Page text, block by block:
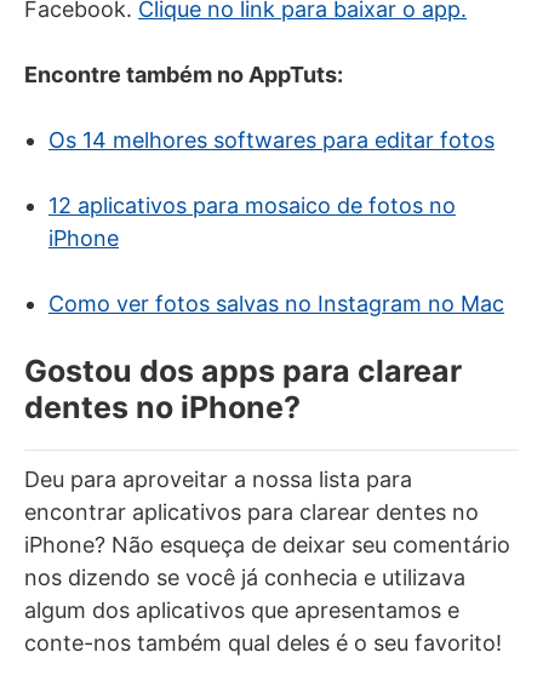
Facebook. Clique no link para baixar o app.
Encontre também no AppTuts:
Os 14 melhores softwares para editar fotos
12 aplicativos para mosaico de fotos no
iPhone
Como ver fotos salvas no Instagram no Mac
Gostou dos apps para clarear
dentes no iPhone?
Deu para aproveitar a nossa lista para
encontrar aplicativos para clarear dentes no
iPhone? Não esqueça de deixar seu comentário
nos dizendo se você já conhecia e utilizava
algum dos aplicativos que apresentamos e
conte-nos também qual deles é o seu favorito!